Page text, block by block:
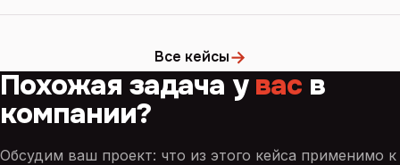
Все кейсы→
Похожая задача увасв
компании?
Обсудим ваш проект: что из этого кейса применимо к